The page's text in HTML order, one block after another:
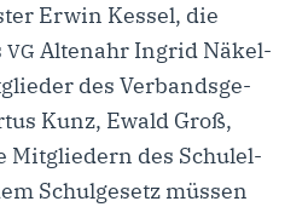
Erwin Kes­sel, die
VG Alte­n­ahr Ingrid Näkel-
des Ver­bands­ge­
Kunz, Ewald Groß,
Mit­glie­dern des Schul­el­
Schul­ge­setz müs­sen